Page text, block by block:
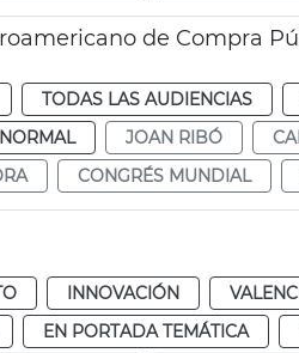
de Compra
TODAS LAS AUDIENCIAS
NORMAL JOAN RIBÓ
CONGRÉS MUNDIAL
INNOVACIÓN
EN PORTADA TEMÁTICA